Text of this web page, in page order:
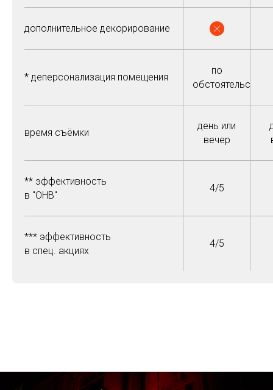
дополнительное декорирование
* деперсонализация помещения
по
обстоятельствам
время съёмки
день или
вечер
** эффективность
в "OHB"
4/5
*** эффективность
в спец. акциях
4/5